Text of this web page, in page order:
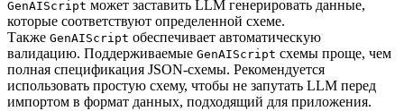
GenAIScript может заставить LLM генерировать данные,
которые соответствуют определенной схеме.
Также GenAIScript обеспечивает автоматическую
валидацию. Поддерживаемые GenAIScript схемы проще, чем
полная спецификация JSON-схемы. Рекомендуется
использовать простую схему, чтобы не запутать LLM перед
импортом в формат данных, подходящий для приложения.